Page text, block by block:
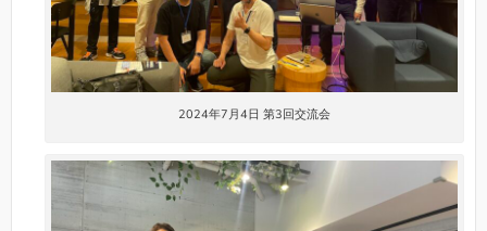
2024年7月4日 第3回交流会